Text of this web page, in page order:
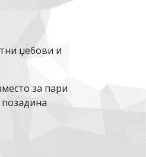
џебови и
за пари